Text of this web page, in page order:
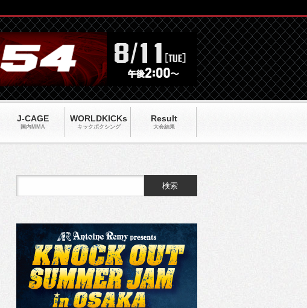
J-CAGE
国内MMA
WORLDKICKs
キックポクシング
Result
大会結果